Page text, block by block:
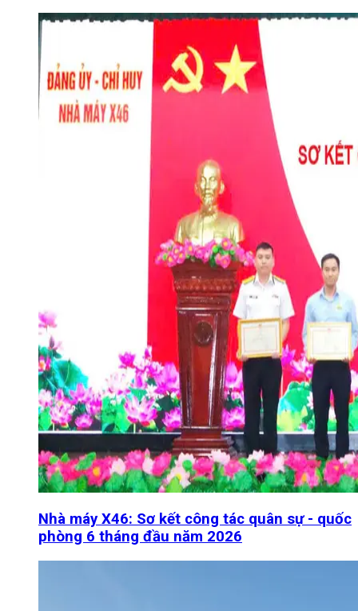
Nhà máy X46: Sơ kết công tác quân sự - quốc
phòng 6 tháng đầu năm 2026